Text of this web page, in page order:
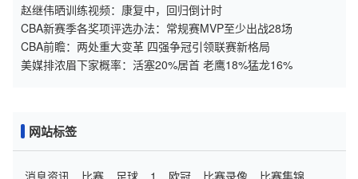
赵继伟晒训练视频：康复中，回归倒计时
CBA新赛季各奖项评选办法：常规赛MVP至少出战28场
CBA前瞻：两处重大变革 四强争冠引领联赛新格局
美媒排浓眉下家概率：活塞20%居首 老鹰18%猛龙16%
网站标签
消息资讯 比赛 足球 1 欧冠 比赛录像 比赛集锦